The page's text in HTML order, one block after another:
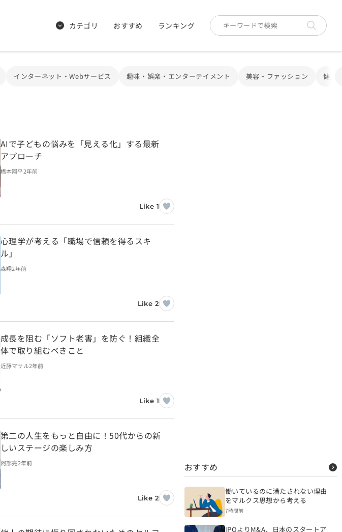
カテゴリ おすすめ ランキング
インターネット・Webサービス 趣味・娯楽・エンターテイメント 美容・ファッション 健康
AIで子どもの悩みを「見える化」する最新
アプローチ
橋本翔平2年前
Like 1
心理学が考える「職場で信頼を得るスキ
ル」
森翔2年前
Like 2
成長を阻む「ソフト老害」を防ぐ！組織全
体で取り組むべきこと
近藤マサル2年前
Like 1
第二の人生をもっと自由に！50代からの新
しいステージの楽しみ方
阿部亮2年前
Like 2
おすすめ
働いているのに満たされない理由
をマルクス思想から考える
7時間前
IPOよりM&A、日本のスタートア